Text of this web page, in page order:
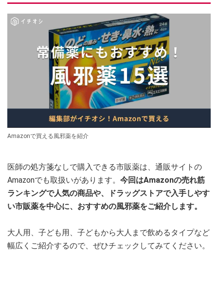
Amazonで買える風邪薬を紹介
医師の処方箋なしで購入できる市販薬は、通販サイトの
Amazonでも取扱いがあります。 今回はAmazonの売れ筋
ランキングで人気の商品や、ドラッグストアで入手しやす
い市販薬を中心に、おすすめの風邪薬をご紹介します。
大人用、子ども用、子どもから大人まで飲めるタイプなど
幅広くご紹介するので、ぜひチェックしてみてください。